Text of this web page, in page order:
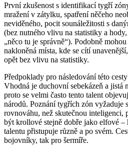
První zkušenost s identifikací tygří
mražení v zátylku, spatření něčeho
neviděného, pocit sounáležitosti s
(bez nutného vlivu na statistiky a
„něco tu je správně“). Podobně
nakloněná místa, kde se cítí
opět bez vlivu na statistiky.
Předpoklady pro následování této
Vhodná je duchovní sebekázeň a jistá
proto se velmi často tento talent
národů. Poznání tygřích zón vyžaduje
rovnováhu, než skutečnou inteligenci,
být krollové stejně dobře jako elfové
talentu přistupuje různě a po svém.
bojovníky, tak pro šermíře.